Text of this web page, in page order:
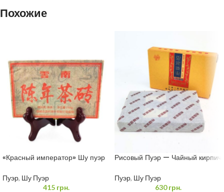
Похожие
«Красный император» Шу пуэр
Пуэр, Шу Пуэр
415грн.
Рисовый Пуэр — Чайный кирпич
Пуэр, Шу Пуэр
630грн.